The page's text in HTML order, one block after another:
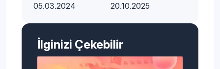
05.03.2024
20.10.2025
İlginizi Çekebilir